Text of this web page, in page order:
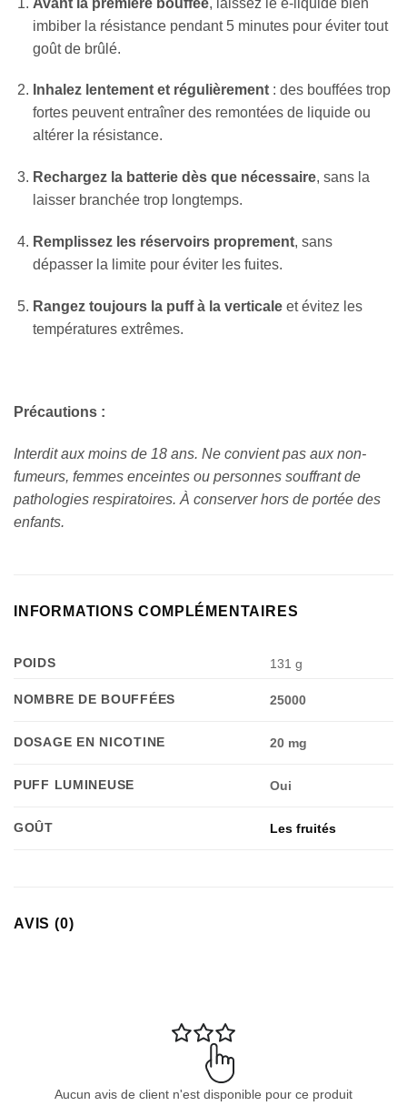
imbiber la résistance pendant 5 minutes pour éviter tout
goût de brûlé.
Inhalez lentement et régulièrement: des bouffées trop
fortes peuvent entraîner des remontées de liquide ou
altérer la résistance.
Rechargez la batterie dès que nécessaire, sans la
laisser branchée trop longtemps.
Remplissez les réservoirs proprement, sans
dépasser la limite pour éviter les fuites.
Rangez toujours la puff à la verticaleet évitez les
températures extrêmes.
Précautions :
Interdit aux moins de 18 ans. Ne convient pas aux non-
fumeurs, femmes enceintes ou personnes souffrant de
pathologies respiratoires. À conserver hors de portée des
enfants.
INFORMATIONS COMPLÉMENTAIRES
POIDS 131 g
NOMBRE DE BOUFFÉES 25000
DOSAGE EN NICOTINE 20 mg
PUFF LUMINEUSE Oui
GOÛT Les fruités
AVIS (0)
Aucun avis de client n'est disponible pour ce produit